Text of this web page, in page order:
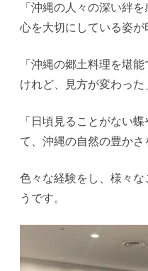
「沖縄の人々の深い絆
心を大切にしている姿が
「沖縄の郷土料理を堪
けれど、見方が変わった
「日頃見ることがない
て、沖縄の自然の豊かさ
色々な経験をし、様々
うです。